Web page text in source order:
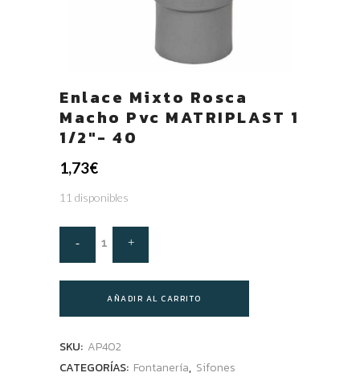
Enlace Mixto Rosca
Macho Pvc MATRIPLAST 1
1/2″- 40
1,73€
11 disponibles
AÑADIR AL CARRITO
SKU: AP402
CATEGORÍAS: Fontanería, Sifones